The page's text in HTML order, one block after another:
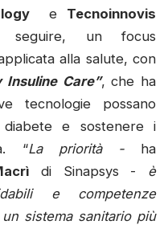
e Tecnoinnovis
un focus
alla salute, con
Insuline Care”, che ha
tecnologie possano
e sostenere i
“La priorità - ha
di Sinapsys - è
e competenze
sistema sanitario più